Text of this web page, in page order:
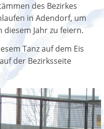
des Bezirkes
in Adendorf, um
Jahr zu feiern.
Tanz auf dem Eis
der Bezirksseite